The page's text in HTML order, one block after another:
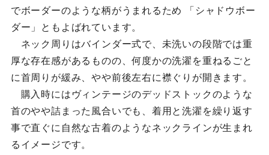
でボーダーのような柄がうまれるため 「シャドウボー
ダー」ともよばれています。
ネック周りはバインダー式で、未洗いの段階では重
厚な存在感があるものの、何度かの洗濯を重ねるごと
に首周りが緩み、やや前後左右に襟ぐりが開きます。
購入時にはヴィンテージのデッドストックのような
首のやや詰まった風合いでも、着用と洗濯を繰り返す
事で直ぐに自然な古着のようなネックラインが生まれ
るイメージです。